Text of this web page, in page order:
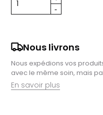
Nous livrons
Nous expédions vos
avec le même soin, mais
En savoir plus